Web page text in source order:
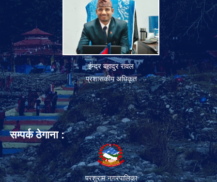
ईन्द्र बहादुर रावल
प्रशासकीय अधिकृत
सम्पर्क ठेगाना :
परशुराम नगरपालिका